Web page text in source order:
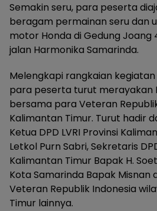
Semakin seru, para peserta
beragam permainan seru dan
motor Honda di Gedung Joang
jalan Harmonika Samarinda.
Melengkapi rangkaian kegiatan
para peserta turut merayakan
bersama para Veteran
Kalimantan Timur. Turut hadir
Ketua DPD LVRI Provinsi
Letkol Purn Sabri, Sekretaris
Kalimantan Timur Bapak H.
Kota Samarinda Bapak Misnan
Veteran Republik Indonesia
Timur lainnya.